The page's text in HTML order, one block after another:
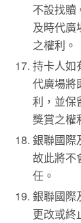
不設找贖
及時代廣
之權利。
持卡人如
代廣場將
利，並保
獎賞之權
銀聯國際
故此將不
任。
銀聯國際
更改或終